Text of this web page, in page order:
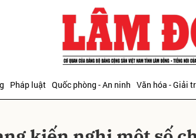
Pháp luật Quốc phòng - An ninh Văn hóa - Giải
Gửi bình luận